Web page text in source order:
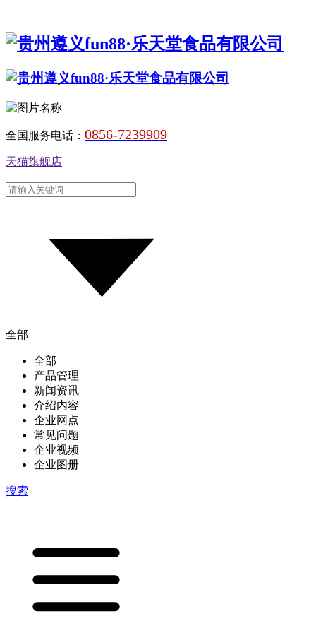
全国服务电话： 0856-7239909
天猫旗舰店
全部
全部
产品管理
新闻资讯
介绍内容
企业网点
常见问题
企业视频
企业图册
搜索